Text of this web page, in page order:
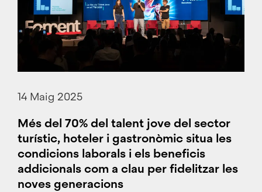
14 Maig 2025
Més del 70% del talent jove del sector
turístic, hoteler i gastronòmic situa les
condicions laborals i els beneficis
addicionals com a clau per fidelitzar les
noves generacions